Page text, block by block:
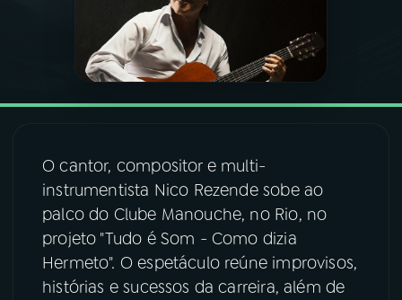
PROGRAMAS
07ÚLTIMAS
08 FESTIVAL DE MÚSICA
O cantor, compositor e multi-
instrumentista Nico Rezende sobe ao
palco do Clube Manouche, no Rio, no
projeto "Tudo é Som - Como dizia
Hermeto". O espetáculo reúne improvisos,
histórias e sucessos da carreira, além de